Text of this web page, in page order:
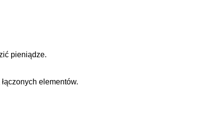
pieniądze.
elementów.